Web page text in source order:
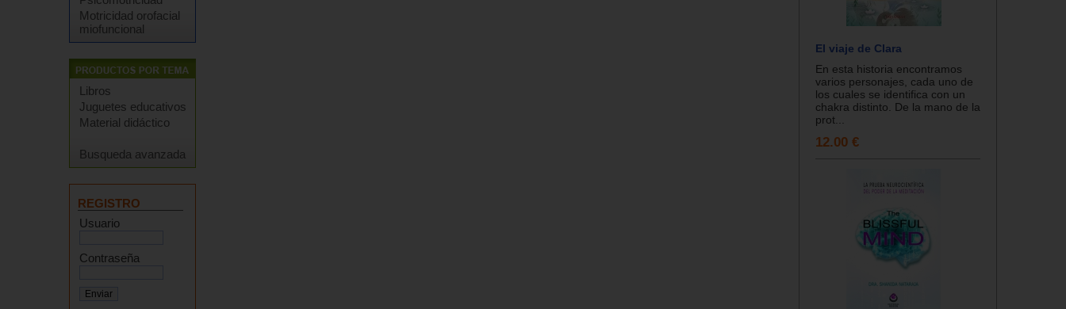
Motricidad orofacial
miofuncional
Libros
Juguetes educativos
Material didáctico
Busqueda avanzada
REGISTRO
Usuario
Contraseña
El viaje de Clara
En esta historia encontramos
varios personajes, cada uno de
los cuales se identifica con un
chakra distinto. De la mano de la
prot...
12.00 €